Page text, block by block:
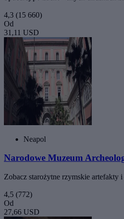
4,3 (15 660)
Od
31,11 USD
Neapol
Narodowe Muzeum
Zobacz starożytne rzymskie artefakty
4,5 (772)
Od
27,66 USD